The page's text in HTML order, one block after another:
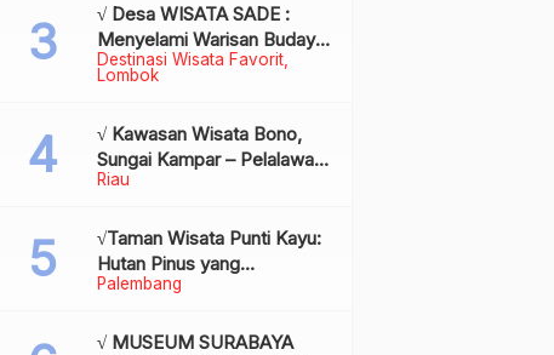
Destinasi Wisata Favorit
Lombok
√ Desa WISATA SADE :
Menyelami Warisan Budaya
Suku Sasak di Jantung
Riau
√ Kawasan Wisata Bono,
Sungai Kampar – Pelalawan:
Fenomena Ombak di
Mendunia, Review & Info
Palembang
√Taman Wisata Punti Kayu:
Hutan Pinus yang
Menyegarkan di Tengah
√ MUSEUM SURABAYA